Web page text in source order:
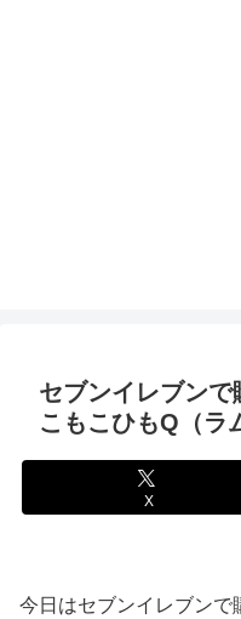
セブンイレブン
こもこひもQ（ラ
X
今日はセブンイレブンで